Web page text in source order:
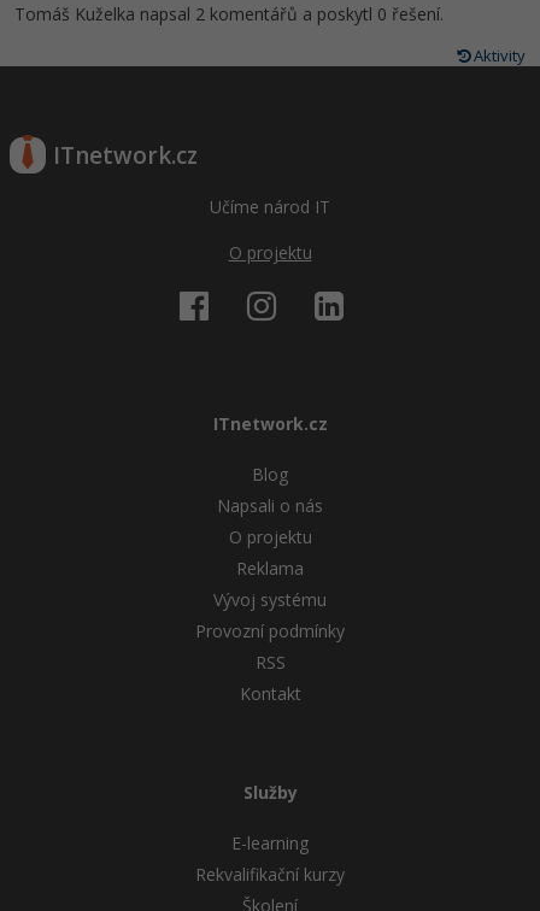
Tomáš Kuželka napsal 2 komentářů a poskytl 0 řešení.
Aktivity
ITnetwork.cz
Učíme národ IT
O projektu
ITnetwork.cz
Blog
Napsali o nás
O projektu
Reklama
Vývoj systému
Provozní podmínky
RSS
Kontakt
Služby
E-learning
Rekvalifikační kurzy
Školení